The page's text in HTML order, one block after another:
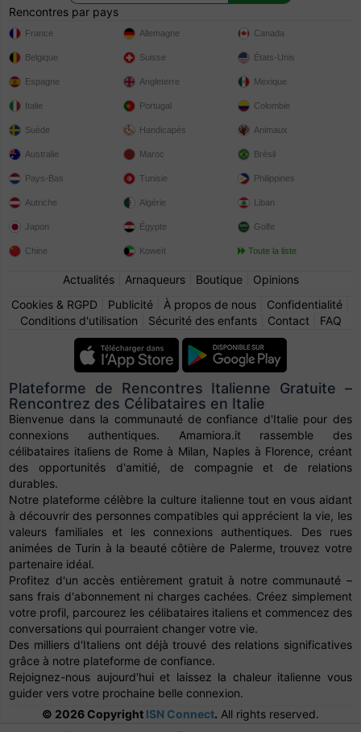
Rencontres par pays
France
Belgique
Espagne
Italie
Suède
Allemagne
Suisse
Angleterre
Portugal
Handicapés
Canada
États-Unis
Mexique
Colombie
Animaux
Australie
Pays-Bas
Autriche
Japon
Chine
Maroc
Tunisie
Algérie
Égypte
Koweït
Brésil
Philippines
Liban
Golfe
Toute la liste
Actualités| Arnaqueurs| Boutique| Opinions
Cookies & RGPD
Publicité À propos de nous Confidentialité
Conditions d'utilisation
Sécurité des enfants| Contact FAQ
Plateforme de Rencontres Italienne Gratuite –
Rencontrez des Célibataires en Italie
Bienvenue dans la communauté de confiance d'Italie pour des
connexions authentiques. Amamiora.it rassemble des
célibataires italiens de Rome à Milan, Naples à Florence, créant
des opportunités d'amitié, de compagnie et de relations
durables.
Notre plateforme célèbre la culture italienne tout en vous aidant
à découvrir des personnes compatibles qui apprécient la vie, les
valeurs familiales et les connexions authentiques. Des rues
animées de Turin à la beauté côtière de Palerme, trouvez votre
partenaire idéal.
Profitez d'un accès entièrement gratuit à notre communauté –
sans frais d'abonnement ni charges cachées. Créez simplement
votre profil, parcourez les célibataires italiens et commencez des
conversations qui pourraient changer votre vie.
Des milliers d'Italiens ont déjà trouvé des relations significatives
grâce à notre plateforme de confiance.
Rejoignez-nous aujourd'hui et laissez la chaleur italienne vous
guider vers votre prochaine belle connexion.
© 2026 Copyright ISN Connect. All rights reserved.